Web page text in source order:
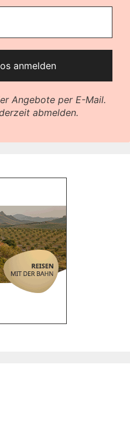
Angebote per E-Mail.
abmelden.